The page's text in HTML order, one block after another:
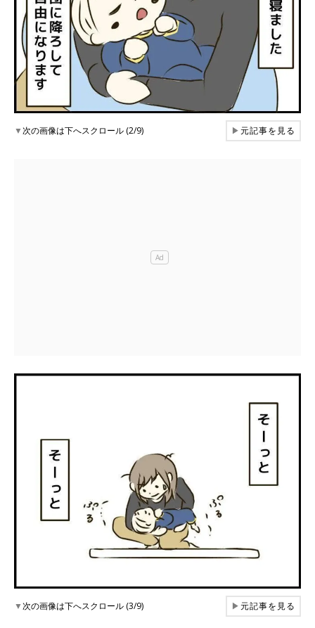
▼次の画像は下へスクロール (2/9) ▶元記事を見る
▼次の画像は下へスクロール (3/9) ▶元記事を見る